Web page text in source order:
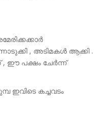
, അടിമകൾ ആക്കി .
, ഈ പക്ഷം ചേർന്ന്
ഇവിടെ കച്ചവടം